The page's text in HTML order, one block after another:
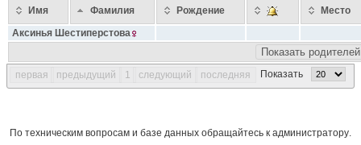
Имя Фамилия Рождение Место
Показать родителей
Аксинья Шестиперстова
первая предыдущий 1 следующий последняя Показать
По техническим вопросам и базе данных обращайтесь к администратору.